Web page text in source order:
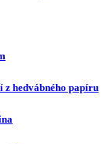
z hedvábného papíru